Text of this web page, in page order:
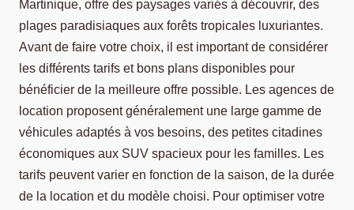
Martinique, offre des paysages variés à découvrir, des
plages paradisiaques aux forêts tropicales luxuriantes.
Avant de faire votre choix, il est important de considérer
les différents tarifs et bons plans disponibles pour
bénéficier de la meilleure offre possible. Les agences de
location proposent généralement une large gamme de
véhicules adaptés à vos besoins, des petites citadines
économiques aux SUV spacieux pour les familles. Les
tarifs peuvent varier en fonction de la saison, de la durée
de la location et du modèle choisi. Pour optimiser votre